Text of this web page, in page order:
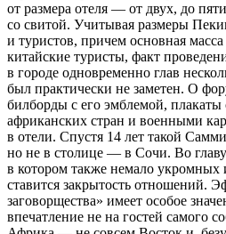
от размера отеля — от двух, до
со свитой. Учитывая размеры
и туристов, причем основная
китайские туристы, факт
в городе одновременно глав
был практически не заметен. О
билборды с его эмблемой, плакаты
африканских стран и военными
в отели. Спустя 14 лет такой
но не в столице — в Сочи. Во
в котором также немало укромных
ставится закрытость отношений.
заговорщества» имеет особое
впечатление не на гостей самого